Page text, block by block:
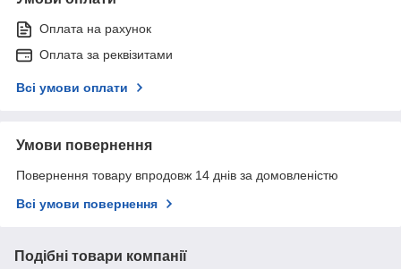
Оплата на рахунок
Оплата за реквізитами
Всі умови оплати
Умови повернення
Повернення товару впродовж 14 днів за домовленістю
Всі умови повернення
Подібні товари компанії